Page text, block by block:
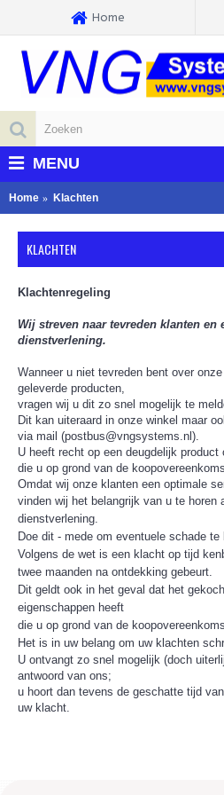
Home
MENU
Home Klachten
KLACHTEN
Klachtenregeling
Wij streven naar tevreden klanten en
dienstverlening.
Wanneer u niet tevreden bent over
geleverde producten,
vragen wij u dit zo snel mogelijk te
Dit kan uiteraard in onze winkel maar
via mail (postbus@vngsystems.nl).
U heeft recht op een deugdelijk
die u op grond van de
Omdat wij onze klanten een optimale
vinden wij het belangrijk van u te horen
dienstverlening.
Doe dit - mede om eventuele schade
Volgens de wet is een klacht op tijd
twee maanden na ontdekking gebeurt.
Dit geldt ook in het geval dat het
eigenschappen heeft
die u op grond van de
Het is in uw belang om uw klachten
U ontvangt zo snel mogelijk (doch
antwoord van ons;
u hoort dan tevens de geschatte tijd
uw klacht.